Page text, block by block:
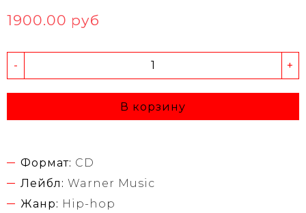
1900.00 руб
- +
В корзину
Формат: CD
Лейбл: Warner Music
Жанр: Hip-hop